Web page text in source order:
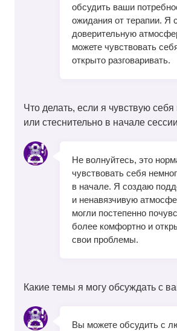
обсудить ваши
ожидания от терапии. Я
доверительную
можете чувствовать
открыто разговаривать.
Что делать, если я чувствую
или стеснительно в начале
Не волнуйтесь, это
чувствовать себя
в начале. Я создаю
и ненавязчивую
могли постепенно
более комфортно и
свои проблемы.
Какие темы я могу обсуждать с
Вы можете обсудить с